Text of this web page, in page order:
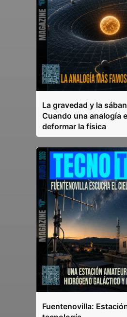
La gravedad y la
Cuando una analogía
deformar la física
Fuentenovilla: